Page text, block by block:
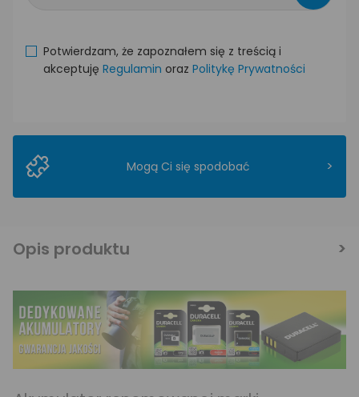
Potwierdzam, że zapoznałem się z treścią i
akceptuję Regulamin oraz Politykę Prywatności
Mogą Ci się spodobać >
Opis produktu